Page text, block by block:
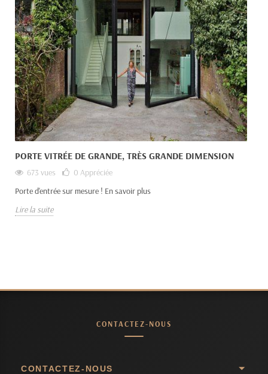
PORTE VITRÉE DE GRANDE, TRÈS GRANDE DIMENSION
673 vues 0 Appréciée
Porte d'entrée sur mesure ! En savoir plus
Lire la suite
CONTACTEZ-NOUS
CONTACTEZ-NOUS